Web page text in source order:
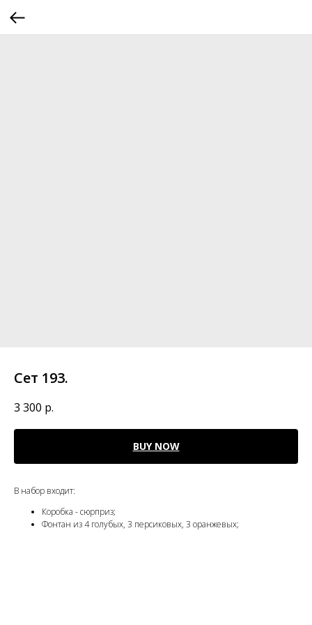
Сет 193.
3 300 р.
BUY NOW
В набор входит:
Коробка - сюрприз;
Фонтан из 4 голубых, 3 персиковых, 3 оранжевых;